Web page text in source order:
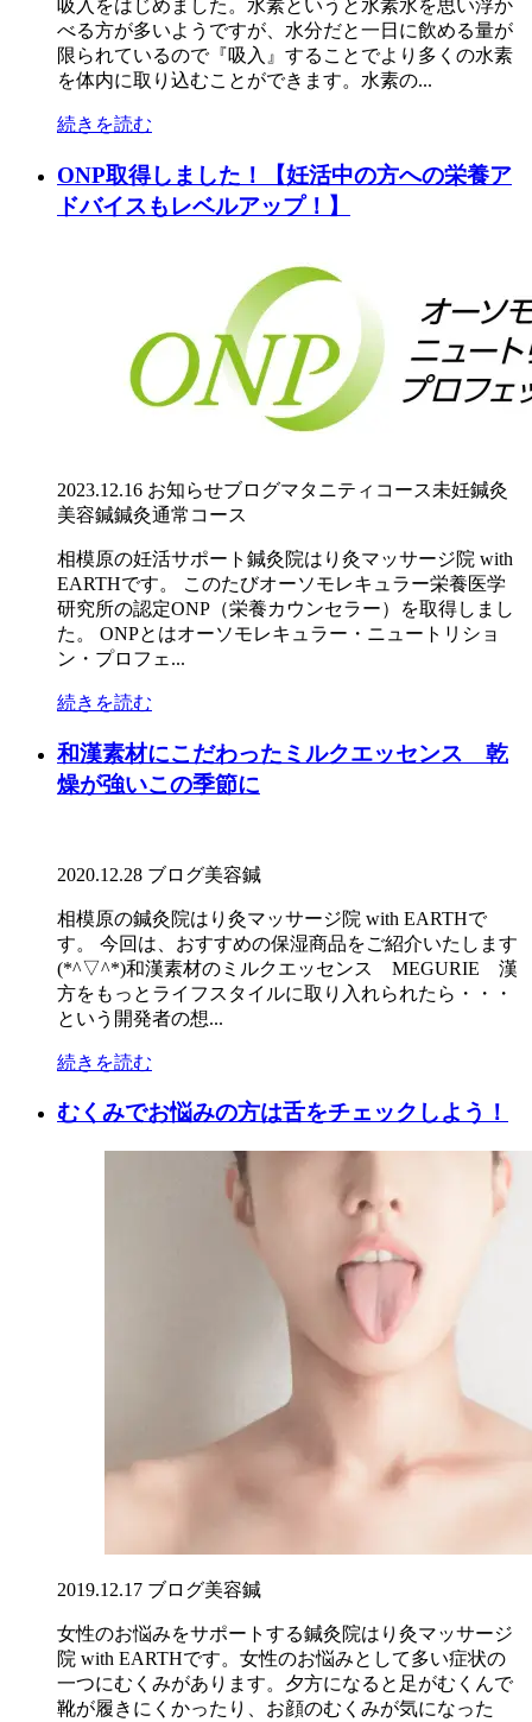
吸入をはじめました。水素というと水素水を思い浮か
べる方が多いようですが、水分だと一日に飲める量が
限られているので『吸入』することでより多くの水素
を体内に取り込むことができます。水素の...
続きを読む
ONP取得しました！【妊活中の方への栄養ア
ドバイスもレベルアップ！】
2023.12.16 お知らせブログマタニティコース未妊鍼灸
美容鍼鍼灸通常コース
相模原の妊活サポート鍼灸院はり灸マッサージ院 with
EARTHです。 このたびオーソモレキュラー栄養医学
研究所の認定ONP（栄養カウンセラー）を取得しまし
た。 ONPとはオーソモレキュラー・ニュートリショ
ン・プロフェ...
続きを読む
和漢素材にこだわったミルクエッセンス 乾
燥が強いこの季節に
2020.12.28 ブログ美容鍼
相模原の鍼灸院はり灸マッサージ院 with EARTHで
す。 今回は、おすすめの保湿商品をご紹介いたします
(*^▽^*)和漢素材のミルクエッセンス MEGURIE 漢
方をもっとライフスタイルに取り入れられたら・・・
という開発者の想...
続きを読む
むくみでお悩みの方は舌をチェックしよう！
2019.12.17 ブログ美容鍼
女性のお悩みをサポートする鍼灸院はり灸マッサージ
院 with EARTHです。女性のお悩みとして多い症状の
一つにむくみがあります。夕方になると足がむくんで
靴が履きにくかったり、お顔のむくみが気になった